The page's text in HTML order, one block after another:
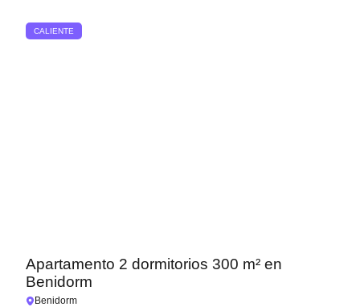
CALIENTE
Apartamento 2 dormitorios 300 m² en
Benidorm
Benidorm